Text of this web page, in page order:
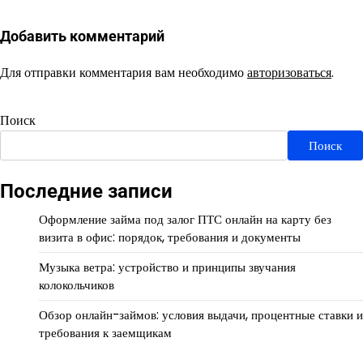
Добавить комментарий
Для отправки комментария вам необходимоавторизоваться.
Поиск
Поиск
Последние записи
Оформление займа под залог ПТС онлайн на карту без
визита в офис: порядок, требования и документы
Музыка ветра: устройство и принципы звучания
колокольчиков
Обзор онлайн-займов: условия выдачи, процентные ставки и
требования к заемщикам